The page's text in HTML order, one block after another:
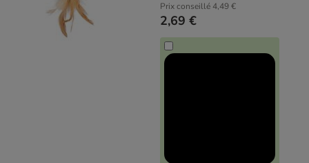
Prix conseillé4,49 €
2,69 €